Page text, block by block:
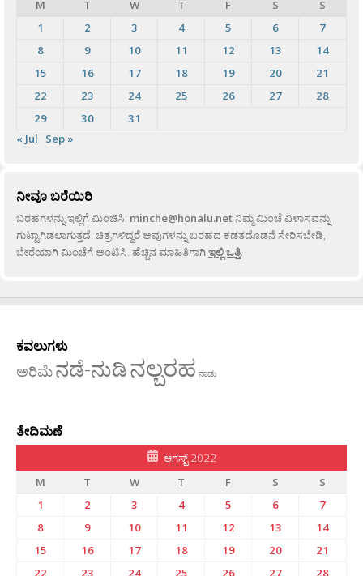
M
T W T F S
S
1
2 3 4 5 6
7
8
9 10 11 12 13
14
15
16 17 18 19 20
21
22
23 24 25 26 27
28
29
30
31
« Jul
Sep »
ನೀವೂ ಬರೆಯಿರಿ
ಬರಹಗಳನ್ನು ಇಲ್ಲಿಗೆ ಮಿಂಚಿಸಿ: minche@honalu.netನಿಮ್ಮ ಮಿಂಚೆ ವಿಳಾಸವನ್ನು
ಗುಟ್ಟಾಗಿಡಲಾಗುತ್ತದೆ. ಚಿತ್ರಗಳಿದ್ದರೆ ಅವುಗಳನ್ನು ಬರಹದ ಕಡತದೊಡನೆ ಸೇರಿಸಬೇಡಿ,
ಬೇರೆಯಾಗಿ ಮಿಂಚೆಗೆ ಅಂಟಿಸಿ. ಹೆಚ್ಚಿನ ಮಾಹಿತಿಗಾಗಿಇಲ್ಲಿ ಒತ್ತಿ.
ಕವಲುಗಳು
ಅರಿಮೆನಡೆ-ನುಡಿನಲ್ಬರಹ ನಾಡು
ತೇದಿಮಣೆ
ಆಗಸ್ಟ್ 2022
M
T W T F S
S
1
2 3 4 5 6
7
8
9 10 11 12 13
14
15
16 17 18 19 20
21
22
23 24 25 26 27 28